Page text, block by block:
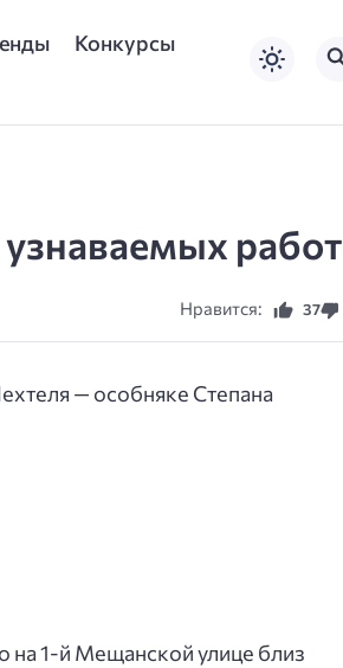
Конкурсы
работ
Нравится: 37
— особняке Степана
на 1-й Мещанской улице близ